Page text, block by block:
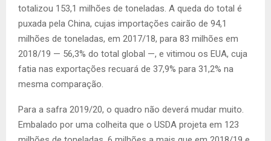
totalizou 153,1 milhões de toneladas. A queda do total é
puxada pela China, cujas importações cairão de 94,1
milhões de toneladas, em 2017/18, para 83 milhões em
2018/19 — 56,3% do total global —, e vitimou os EUA, cuja
fatia nas exportações recuará de 37,9% para 31,2% na
mesma comparação.
Para a safra 2019/20, o quadro não deverá mudar muito.
Embalado por uma colheita que o USDA projeta em 123